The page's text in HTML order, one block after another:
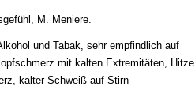
M. Meniere.
und Tabak, sehr empfindlich auf
mit kalten Extremitäten, Hitze
kalter Schweiß auf Stirn